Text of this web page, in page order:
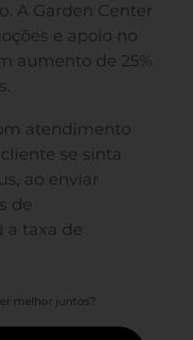
A Garden Center
e apoio no
aumento de 25%
atendimento
se sinta
ao enviar
de
a taxa de
melhor juntos?